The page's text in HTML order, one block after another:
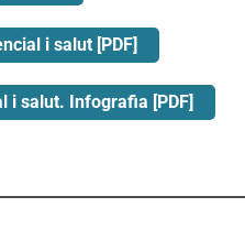
i salut [PDF]
i salut. Infografia [PDF]